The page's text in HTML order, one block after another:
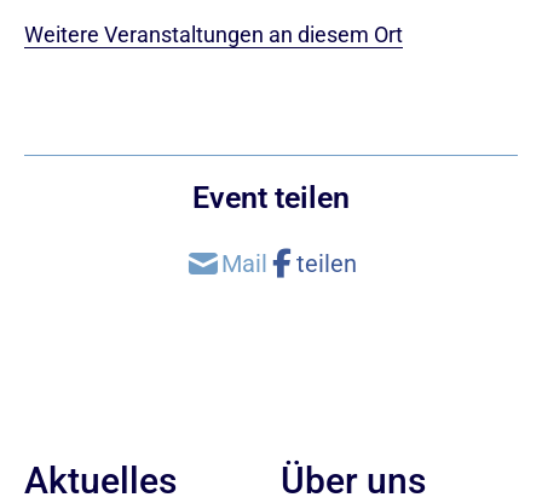
Weitere Veranstaltungen an diesem Ort
Event teilen
Aktuelles Über uns